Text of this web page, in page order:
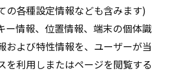
の各種設定情報なども含みます)
ー情報、位置情報、端末の個体識
および特性情報を、ユーザーが当
を利用しまたはページを閲覧する